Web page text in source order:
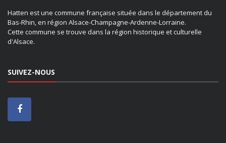
Hatten est une commune française située dans le département du
Bas-Rhin, en région Alsace-Champagne-Ardenne-Lorraine.
Cette commune se trouve dans la région historique et culturelle
d'Alsace.
SUIVEZ-NOUS